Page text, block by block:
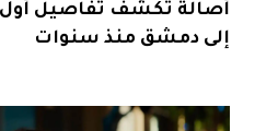
أصالة تكشف تفاصيل أول
إلى دمشق منذ سنوات